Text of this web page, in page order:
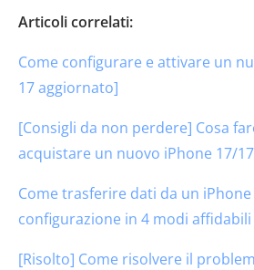
Articoli correlati:
Come configurare e attivare un
17 aggiornato]
[Consigli da non perdere] Cosa
acquistare un nuovo iPhone 17/
Come trasferire dati da un
configurazione in 4 modi affidabili
[Risolto] Come risolvere il